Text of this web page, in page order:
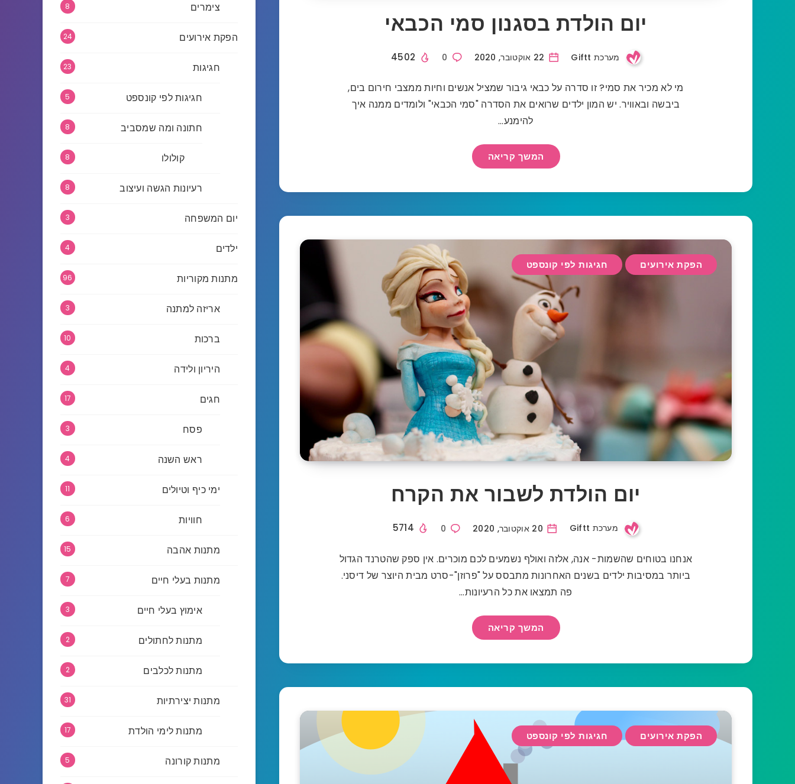
יום הולדת בסגנון סמי הכבאי
מערכת Giftt 0
מי לא מכיר את סמי? זו סדרה על כבאי גיבור שמציל אנשים וחיות ממצבי חירום בים,
ביבשה ובאוויר. יש המון ילדים שרואים את הסדרה "סמי הכבאי" ולומדים ממנה איך
להימנע…
המשך קריאה
הפקת אירועים חגיגות לפי קונספט
יום הולדת לשבור את הקרח
מערכת Giftt 0
אנחנו בטוחים שהשמות- אנה, אלזה ואולף נשמעים לכם מוכרים. אין ספק שהטרנד הגדול
ביותר במסיבות ילדים בשנים האחרונות מתבסס על "פרוזן"-סרט מבית היוצר של דיסני.
פה תמצאו את כל הרעיונות…
המשך קריאה
הפקת אירועים חגיגות לפי קונספט
צימרים 8
הפקת אירועים 24
חגיגות 23
חגיגות לפי קונספט 5
חתונה ומה שמסביב 8
קולולו 8
רעיונות הגשה ועיצוב 8
יום המשפחה 3
ילדים 4
מתנות מקוריות 96
אריזה למתנה 3
ברכות 10
היריון ולידה 4
חגים 17
פסח 3
ראש השנה 4
ימי כיף וטיולים 11
חוויות 6
מתנות אהבה 15
מתנות בעלי חיים 7
אימוץ בעלי חיים 3
מתנות לחתולים 2
מתנות לכלבים 2
מתנות יצירתיות 31
מתנות לימי הולדת 17
מתנות קורונה 5